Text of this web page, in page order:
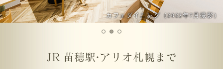
カフェダイニング（2022年7月撮影）